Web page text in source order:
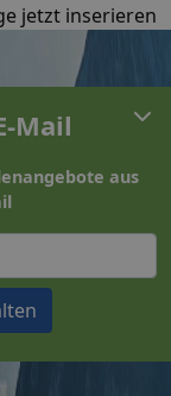
jetzt inserieren
Mail
aus